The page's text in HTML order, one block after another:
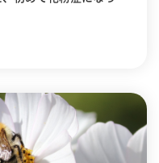
らないことがありま
介した上で、花粉症に
確認しておきたいとい